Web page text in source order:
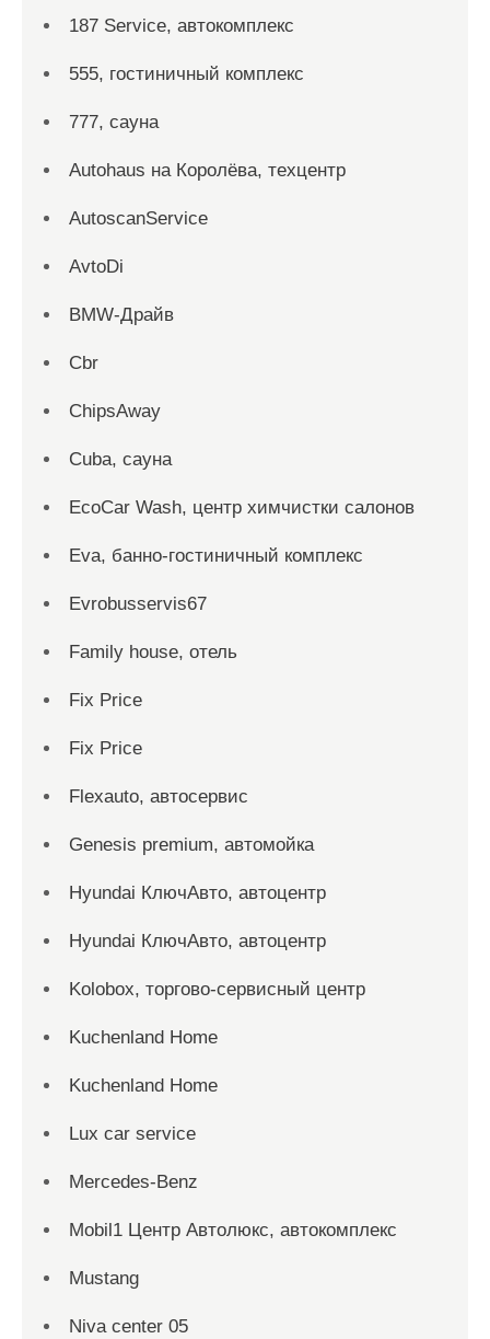
187 Service, автокомплекс
555, гостиничный комплекс
777, сауна
Autohaus на Королёва, техцентр
AutoscanService
AvtoDi
BMW-Драйв
Cbr
ChipsAway
Cuba, сауна
EcoCar Wash, центр химчистки салонов
Eva, банно-гостиничный комплекс
Evrobusservis67
Family house, отель
Fix Price
Fix Price
Flexauto, автосервис
Genesis premium, автомойка
Hyundai КлючАвто, автоцентр
Hyundai КлючАвто, автоцентр
Kolobox, торгово-сервисный центр
Kuchenland Home
Kuchenland Home
Lux car service
Mercedes-Benz
Mobil1 Центр Автолюкс, автокомплекс
Mustang
Niva center 05